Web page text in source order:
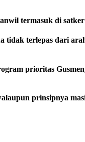
termasuk di
terlepas dari
prioritas
prinsipnya